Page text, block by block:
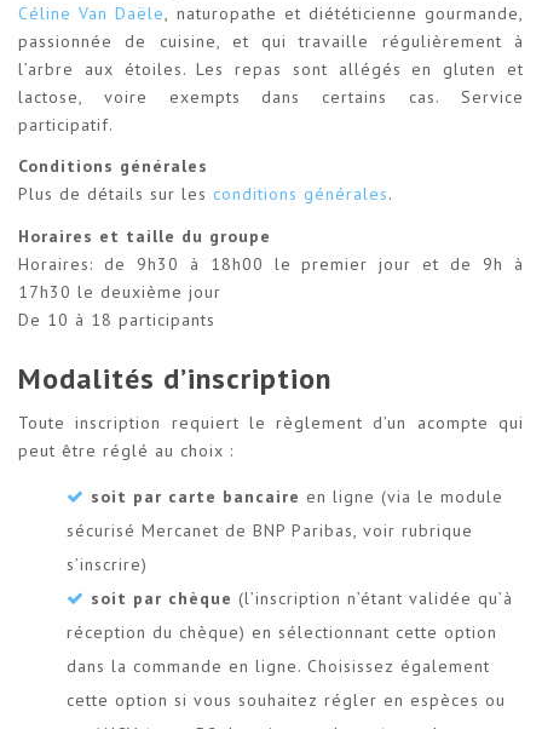
Céline Van Daële, naturopathe et diététicienne gourmande,
passionnée de cuisine, et qui travaille régulièrement à
l’arbre aux étoiles. Les repas sont allégés en gluten et
lactose, voire exempts dans certains cas. Service
participatif.
Conditions générales
Plus de détails sur les conditions générales.
Horaires et taille du groupe
Horaires: de 9h30 à 18h00 le premier jour et de 9h à
17h30 le deuxième jour
De 10 à 18 participants
Modalités d’inscription
Toute inscription requiert le règlement d’un acompte qui
peut être réglé au choix :
soit par carte bancaire en ligne (via le module
sécurisé Mercanet de BNP Paribas, voir rubrique
s’inscrire)
soit par chèque (l’inscription n’étant validée qu’à
réception du chèque) en sélectionnant cette option
dans la commande en ligne. Choisissez également
cette option si vous souhaitez régler en espèces ou